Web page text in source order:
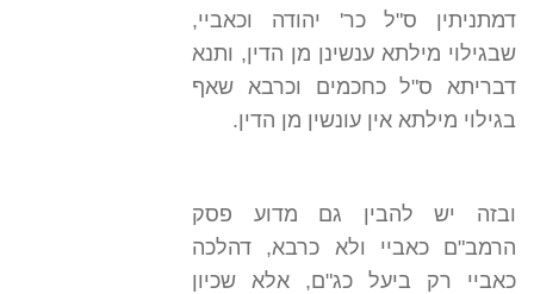
דמתניתין ס"ל כר' יהודה וכאביי,
שבגילוי מילתא ענשינן מן הדין, ותנא
דבריתא ס"ל כחכמים וכרבא שאף
בגילוי מילתא אין עונשין מן הדין.
ובזה יש להבין גם מדוע פסק
הרמב"ם כאביי ולא כרבא, דהלכה
כאביי רק ביעל כג"ם, אלא שכיון